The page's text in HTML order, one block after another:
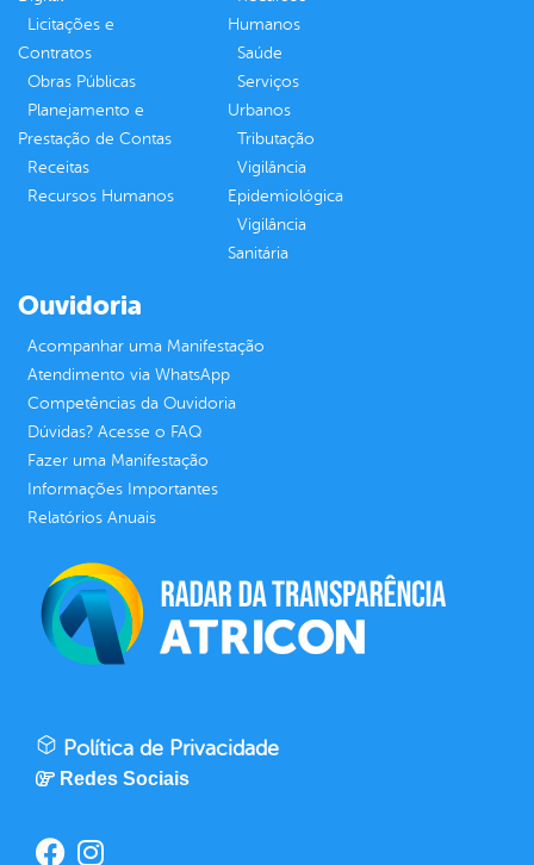
Licitações e
Contratos
Obras Públicas
Planejamento e
Prestação de Contas
Receitas
Recursos Humanos
Humanos
Saúde
Serviços
Urbanos
Tributação
Vigilância
Epidemiológica
Vigilância
Sanitária
Ouvidoria
Acompanhar uma Manifestação
Atendimento via WhatsApp
Competências da Ouvidoria
Dúvidas? Acesse o FAQ
Fazer uma Manifestação
Informações Importantes
Relatórios Anuais
Política de Privacidade
Redes Sociais